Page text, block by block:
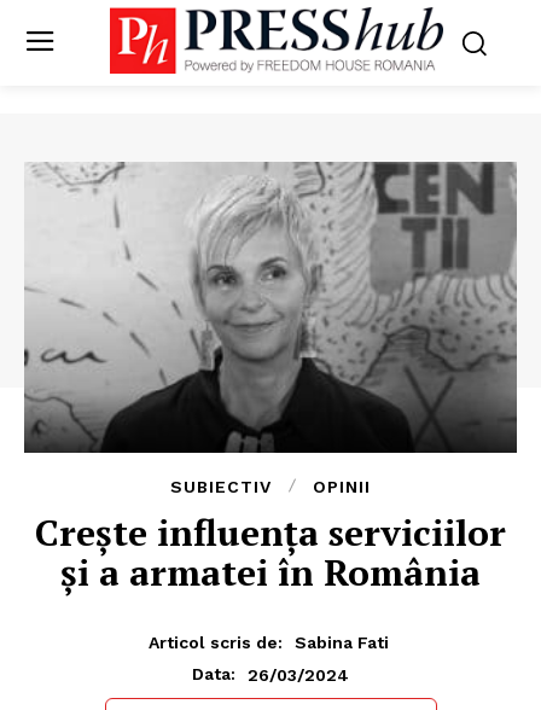
SUBIECTIV OPINII
Crește influența serviciilor
și a armatei în România
Articol scris de:
Sabina Fati
Data:
26/03/2024